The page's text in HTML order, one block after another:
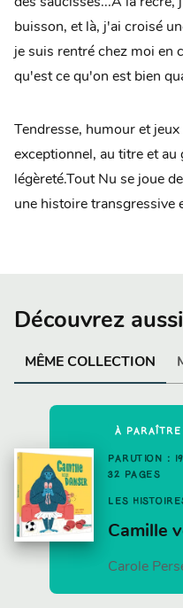
buisson, et là, j'ai croisé
je suis rentré chez moi en
qu'est ce qu'on est bien
Tendresse, humour et
exceptionnel, au titre et
légèreté.Tout Nu se joue
une histoire transgressive
Découvrez aussi
MÊME COLLECTION
À PARAÎTRE
PARUTION :
32 PAGES
LES
Camille
Carole